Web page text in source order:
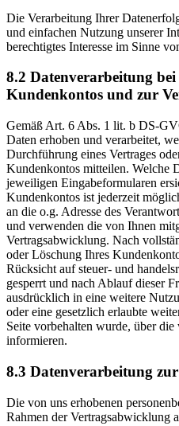
Die Verarbeitung Ihrer
und einfachen Nutzung unserer
berechtigtes Interesse im Sinne
8.2 Datenverarbeitung
Kundenkontos und zur
Gemäß Art. 6 Abs. 1 lit. b DS-
Daten erhoben und verarbeitet,
Durchführung eines Vertrages
Kundenkontos mitteilen. Welche
jeweiligen Eingabeformularen
Kundenkontos ist jederzeit
an die o.g. Adresse des
und verwenden die von Ihnen
Vertragsabwicklung. Nach
oder Löschung Ihres
Rücksicht auf steuer- und
gesperrt und nach Ablauf dieser
ausdrücklich in eine weitere
oder eine gesetzlich erlaubte
Seite vorbehalten wurde, über die
informieren.
8.3 Datenverarbeitung
Die von uns erhobenen
Rahmen der Vertragsabwicklung